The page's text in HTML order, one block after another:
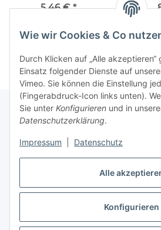
Alle
Konfigurieren
Wie wir Cookies & Co
Durch Klicken auf „Alle
Einsatz folgender Dienste auf
Vimeo. Sie können die Einstellung
(Fingerabdruck-Icon links unten).
Sie unter Konfigurieren und in
Datenschutzerklärung.
Impressum Datenschutz
5,46 €*
Vertrag